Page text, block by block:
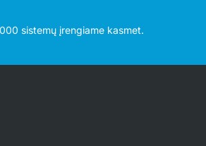
sistemų įrengiame kasmet.